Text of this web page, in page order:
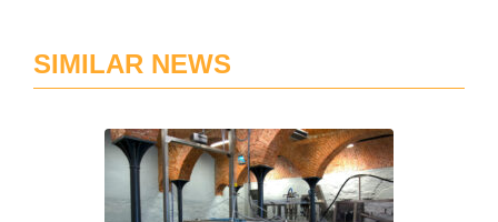
SIMILAR NEWS